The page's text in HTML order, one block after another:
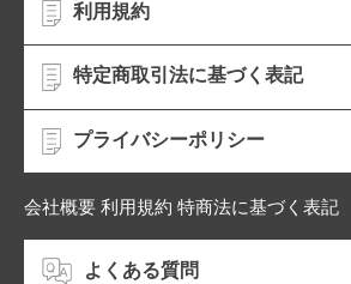
利用規約
特定商取引法に基づく表記
プライバシーポリシー
会社概要 利用規約 特商法に基づく表記
よくある質問